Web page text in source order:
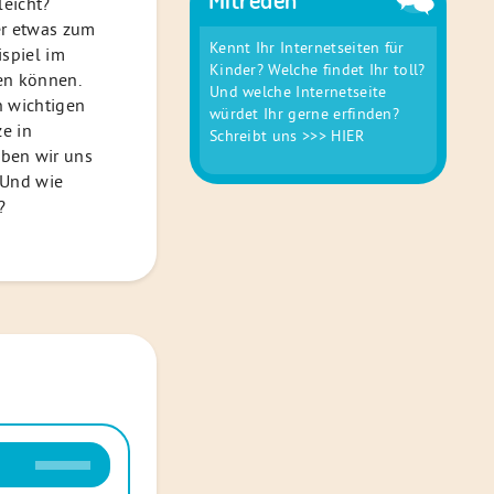
etwas zum
im
können.
wichtigen
in
wir uns
wie
Pfeiltasten
Hoch/Runter
Kennt Ihr Internetseiten für
Kinder? Welche findet Ihr toll?
Und welche Internetseite
würdet Ihr gerne erfinden?
Schreibt uns>>> HIER